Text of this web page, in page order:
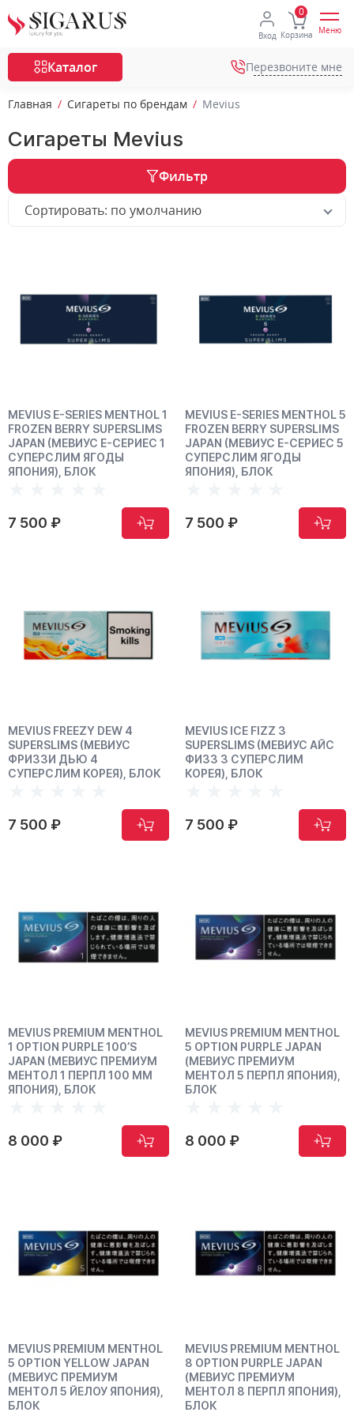
Вход Корзина Меню
Каталог Перезвоните мне
Главная Сигареты по брендам Mevius
Сигареты Mevius
Фильтр
Сортировать: по умолчанию
MEVIUS E-SERIES MENTHOL 1
FROZEN BERRY SUPERSLIMS
JAPAN (МЕВИУС Е-СЕРИЕС 1
СУПЕРСЛИМ ЯГОДЫ
ЯПОНИЯ), БЛОК
7 500 ₽
MEVIUS E-SERIES MENTHOL 5
FROZEN BERRY SUPERSLIMS
JAPAN (МЕВИУС Е-СЕРИЕС 5
СУПЕРСЛИМ ЯГОДЫ
ЯПОНИЯ), БЛОК
7 500 ₽
MEVIUS FREEZY DEW 4
SUPERSLIMS (МЕВИУС
ФРИЗЗИ ДЬЮ 4
СУПЕРСЛИМ КОРЕЯ), БЛОК
7 500 ₽
MEVIUS ICE FIZZ 3
SUPERSLIMS (МЕВИУС АЙС
ФИЗЗ 3 СУПЕРСЛИМ
КОРЕЯ), БЛОК
7 500 ₽
MEVIUS PREMIUM MENTHOL
1 OPTION PURPLE 100’S
JAPAN (МЕВИУС ПРЕМИУМ
МЕНТОЛ 1 ПЕРПЛ 100 ММ
ЯПОНИЯ), БЛОК
8 000 ₽
MEVIUS PREMIUM MENTHOL
5 OPTION PURPLE JAPAN
(МЕВИУС ПРЕМИУМ
МЕНТОЛ 5 ПЕРПЛ ЯПОНИЯ),
БЛОК
8 000 ₽
MEVIUS PREMIUM MENTHOL
5 OPTION YELLOW JAPAN
(МЕВИУС ПРЕМИУМ
МЕНТОЛ 5 ЙЕЛОУ ЯПОНИЯ),
БЛОК
MEVIUS PREMIUM MENTHOL
8 OPTION PURPLE JAPAN
(МЕВИУС ПРЕМИУМ
МЕНТОЛ 8 ПЕРПЛ ЯПОНИЯ),
БЛОК